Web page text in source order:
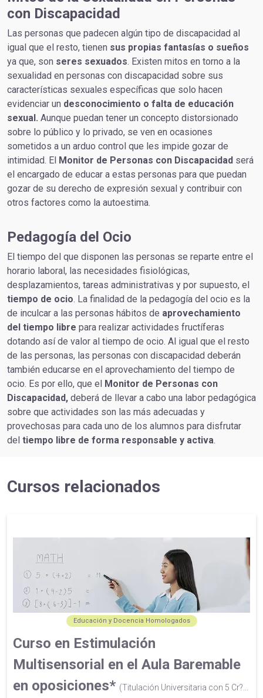
con Discapacidad
Las personas que padecen algún tipo de discapacidad al
igual que el resto, tienen sus propias fantasías o sueños
ya que, son seres sexuados. Existen mitos en torno a la
sexualidad en personas con discapacidad sobre sus
características sexuales específicas que solo hacen
evidenciar un desconocimiento o falta de educación
sexual. Aunque puedan tener un concepto distorsionado
sobre lo público y lo privado, se ven en ocasiones
sometidos a un arduo control que les impide gozar de
intimidad. El Monitor de Personas con Discapacidad será
el encargado de educar a estas personas para que puedan
gozar de su derecho de expresión sexual y contribuir con
otros factores como la autoestima.
Pedagogía del Ocio
El tiempo del que disponen las personas se reparte entre el
horario laboral, las necesidades fisiológicas,
desplazamientos, tareas administrativas y por supuesto, el
tiempo de ocio. La finalidad de la pedagogía del ocio es la
de inculcar a las personas hábitos de aprovechamiento
del tiempo libre para realizar actividades fructíferas
dotando así de valor al tiempo de ocio. Al igual que el resto
de las personas, las personas con discapacidad deberán
también educarse en el aprovechamiento del tiempo de
ocio. Es por ello, que el Monitor de Personas con
Discapacidad, deberá de llevar a cabo una labor pedagógica
sobre que actividades son las más adecuadas y
provechosas para cada uno de los alumnos para disfrutar
del tiempo libre de forma responsable y activa.
Cursos relacionados
Educación y Docencia Homologados
Curso en Estimulación
Multisensorial en el Aula Baremable
en oposiciones* (Titulación Universitaria con 5 Cr?...